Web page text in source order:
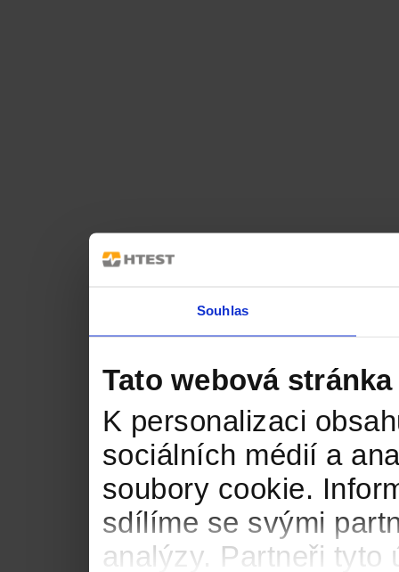
Souhlas
Tato webová
K personalizaci
sociálních médií a
soubory cookie.
sdílíme se svými
analýzy. Partneři tyto